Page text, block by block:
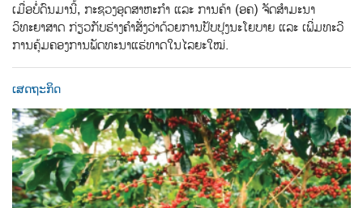
ເມື່ອບໍ່ດົນມານີ້, ກະຊວງອຸດສາຫະກຳ ແລະ ການຄ້າ (ອຄ) ຈັດສໍາມະນາ
ວິທະຍາສາດ ກ່ຽວກັບຮ່າງຄໍາສັ່ງວ່າດ້ວຍການປັບປຸງນະໂຍບາຍ ແລະ ເພີ່ມທະວີ
ການຄຸ້ມຄອງການພັດທະນາແຮ່ທາດໃນໄລຍະໃໝ່.
ເສດຖະກິດ